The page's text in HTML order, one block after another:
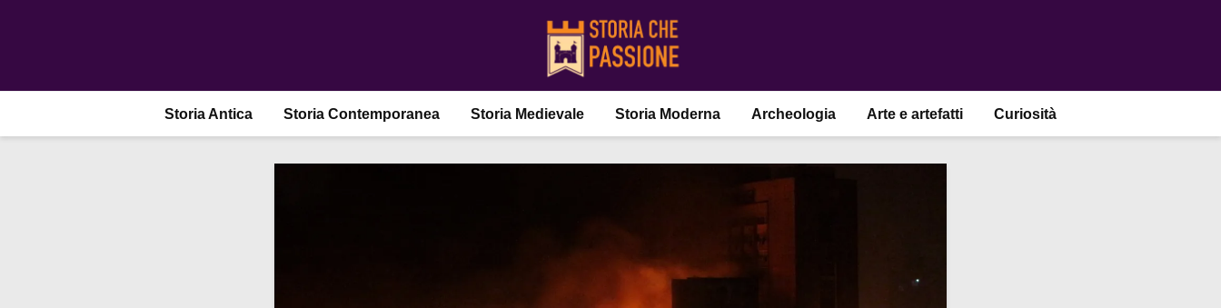
Storia Antica Storia Contemporanea Storia Medievale Storia Moderna Archeologia Arte e artefatti Curiosità